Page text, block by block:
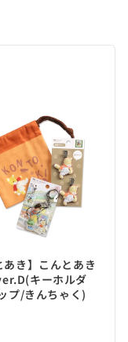
あき】こんとあき
キーホルダ
プ/きんちゃく)